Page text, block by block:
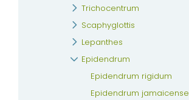
Trichocentrum
Scaphyglottis
Lepanthes
Epidendrum
Epidendrum rigidum
Epidendrum jamaicense